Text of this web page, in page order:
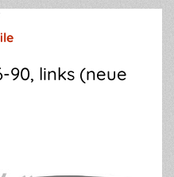
90, links (neue